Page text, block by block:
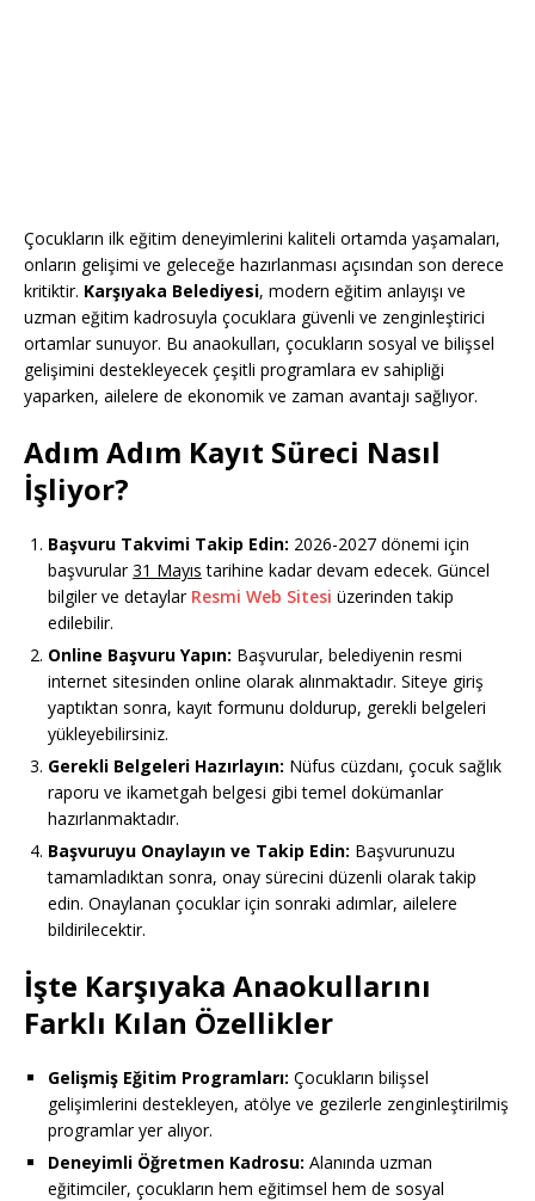
Çocukların ilk eğitim deneyimlerini kaliteli ortamda yaşamaları,
onların gelişimi ve geleceğe hazırlanması açısından son derece
kritiktir. Karşıyaka Belediyesi, modern eğitim anlayışı ve
uzman eğitim kadrosuyla çocuklara güvenli ve zenginleştirici
ortamlar sunuyor. Bu anaokulları, çocukların sosyal ve bilişsel
gelişimini destekleyecek çeşitli programlara ev sahipliği
yaparken, ailelere de ekonomik ve zaman avantajı sağlıyor.
Adım Adım Kayıt Süreci Nasıl
İşliyor?
Başvuru Takvimi Takip Edin: 2026-2027 dönemi için
başvurular31 Mayıs tarihine kadar devam edecek. Güncel
bilgiler ve detaylar Resmi Web Sitesi üzerinden takip
edilebilir.
Online Başvuru Yapın: Başvurular, belediyenin resmi
internet sitesinden online olarak alınmaktadır. Siteye giriş
yaptıktan sonra, kayıt formunu doldurup, gerekli belgeleri
yükleyebilirsiniz.
Gerekli Belgeleri Hazırlayın: Nüfus cüzdanı, çocuk sağlık
raporu ve ikametgah belgesi gibi temel dokümanlar
hazırlanmaktadır.
Başvuruyu Onaylayın ve Takip Edin: Başvurunuzu
tamamladıktan sonra, onay sürecini düzenli olarak takip
edin. Onaylanan çocuklar için sonraki adımlar, ailelere
bildirilecektir.
İşte Karşıyaka Anaokullarını
Farklı Kılan Özellikler
Gelişmiş Eğitim Programları: Çocukların bilişsel
gelişimlerini destekleyen, atölye ve gezilerle zenginleştirilmiş
programlar yer alıyor.
Deneyimli Öğretmen Kadrosu: Alanında uzman
eğitimciler, çocukların hem eğitimsel hem de sosyal